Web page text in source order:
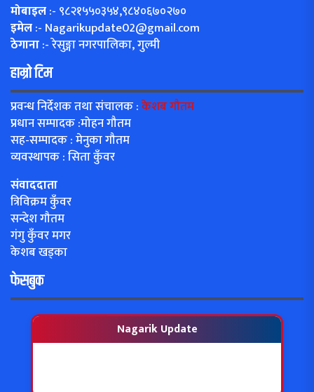
मोबाइल:- ९८२१५५०३५४,९८४०६७०२७०
इमेल:- Nagarikupdate02@gmail.com
ठेगाना:- रेसुङ्गा नगरपालिका, गुल्मी
हाम्रो टिम
प्रवन्ध निर्देशक तथा संचालक :केशब गौतम
प्रधान सम्पादक :मोहन गौतम
सह-सम्पादक : मेनुका गौतम
व्यवस्थापक : सिता कुँवर
संवाददाता
त्रिविक्रम कुँवर
सन्देश गौतम
गंगु कुँवर मगर
केशब खड्का
फेसबुक
Nagarik Update